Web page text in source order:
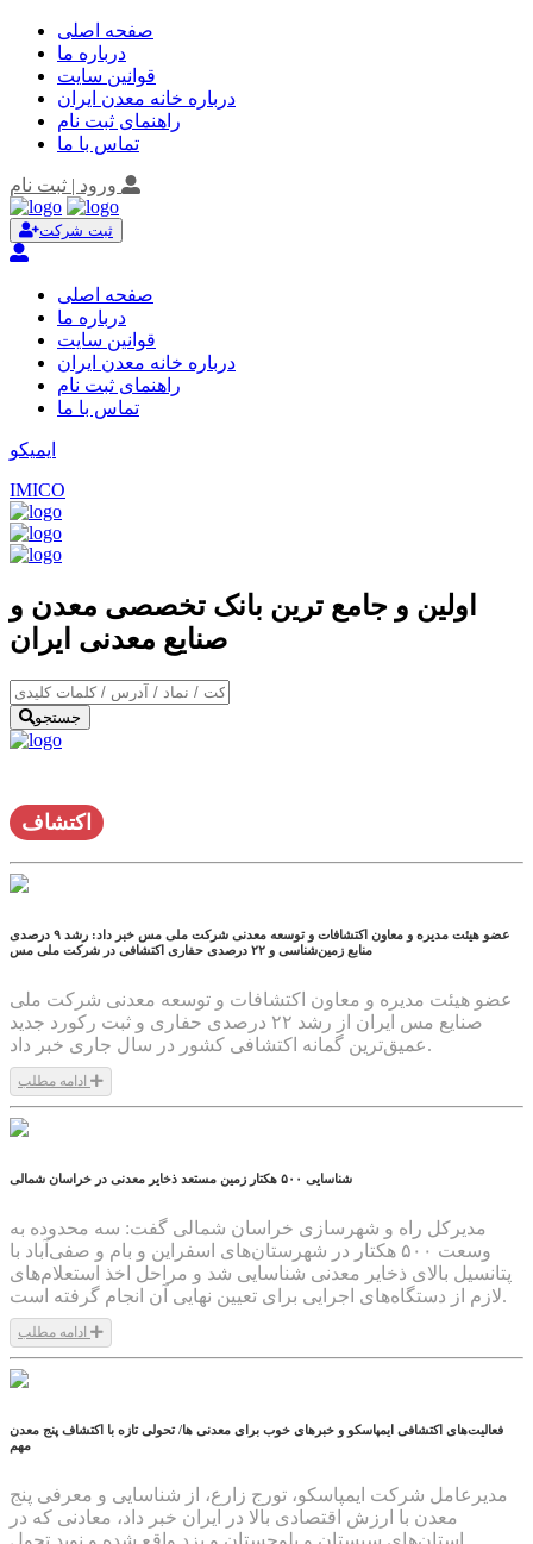
صفحه اصلی
درباره ما
قوانین سایت
درباره خانه معدن ایران
راهنمای ثبت نام
تماس با ما
ورود | ثبت نام
ثبت شرکت
صفحه اصلی
درباره ما
قوانین سایت
درباره خانه معدن ایران
راهنمای ثبت نام
تماس با ما
ایمیکو
IMICO
اولین و جامع ترین بانک تخصصی معدن و
صنایع معدنی ایران
جستجو
اکتشاف
عضو هیئت مدیره و معاون اکتشافات و توسعه معدنی شرکت ملی مس خبر داد: رشد ۹ درصدی
منابع زمین‌شناسی و ۲۲ درصدی حفاری اکتشافی در شرکت ملی مس
عضو هیئت مدیره و معاون اکتشافات و توسعه معدنی شرکت ملی
صنایع مس ایران از رشد ۲۲ درصدی حفاری و ثبت رکورد جدید
عمیق‌ترین گمانه اکتشافی کشور در سال جاری خبر داد.
1404/07/26
شناسایی ۵۰۰ هکتار زمین مستعد ذخایر معدنی در خراسان شمالی
مدیرکل راه و شهرسازی خراسان شمالی گفت: سه محدوده به
وسعت ۵۰۰ هکتار در شهرستان‌های اسفراین و بام و صفی‌آباد با
پتانسیل بالای ذخایر معدنی شناسایی شد و مراحل اخذ استعلام‌های
لازم از دستگاه‌های اجرایی برای تعیین نهایی آن انجام گرفته است.
1404/07/26
فعالیت‌های اکتشافی ایمپاسکو و خبر‌های خوب برای معدنی ها/ تحولی تازه با اکتشاف پنج معدن
مهم
مدیرعامل شرکت ایمپاسکو، تورج زارع، از شناسایی و معرفی پنج
معدن با ارزش اقتصادی بالا در ایران خبر داد، معادنی که در
استان‌های سیستان و بلوچستان و یزد واقع شده و نوید تحول